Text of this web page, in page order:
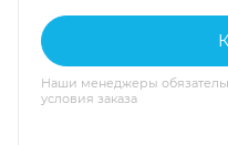
Наши менеджеры
условия заказа